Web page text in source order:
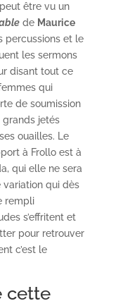
être vu un
de Maurice
percussions et le
les sermons
disant tout ce
qui
de soumission
grands jetés
ouailles. Le
à Frollo est à
qui elle ne sera
variation qui dès
rempli
s’effritent et
pour retrouver
c’est le
cette